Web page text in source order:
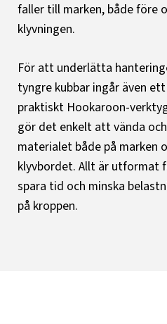
faller till marken, både före
klyvningen.
För att underlätta
tyngre kubbar ingår även ett
praktiskt Hookaroon-
gör det enkelt att vända
materialet både på marken
klyvbordet. Allt är utformat
spara tid och minska
på kroppen.